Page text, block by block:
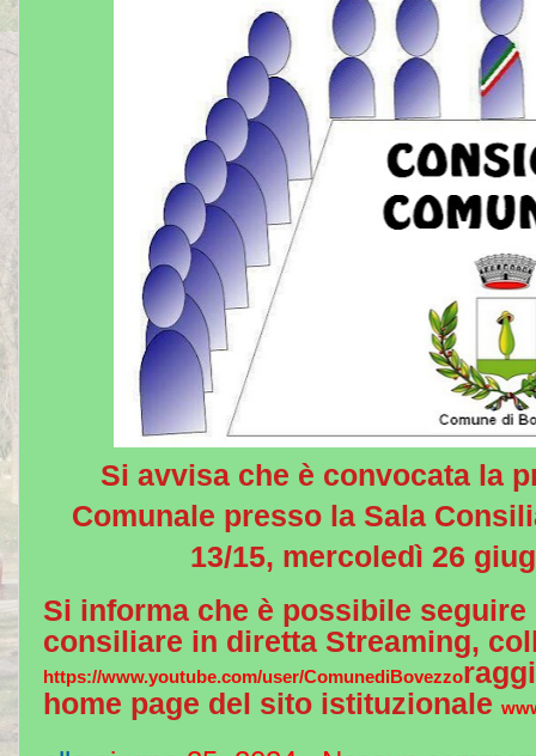
Si avvisa che è convocata la
Comunale presso la Sala
13/15, mercoledì 26
Si informa che è possibile
consiliare in diretta Streaming,
https://www.youtube.com/user/ComunediBovezzo
home page del sito istituzionale